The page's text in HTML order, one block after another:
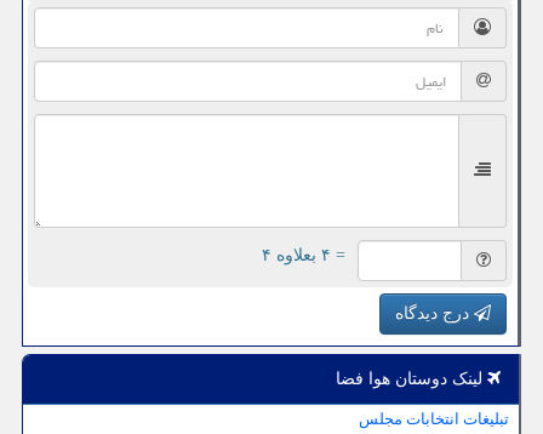
= ۴ بعلاوه ۴
درج دیدگاه
لینک دوستان هوا فضا
تبلیغات انتخابات مجلس